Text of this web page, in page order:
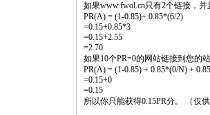
如果www.fwol.cn只有2个链接，
PR(A) = (1-0.85)+ 0.85*(6/2)
=0.15+0.85*3
=0.15+2.55
=2.70
如果10个PR=0的网站链接到您的
PR(A) = (1-0.85) + 0.85*(0/N) +
=0.15+0
=0.15
所以你只能获得0.15PR分。 （仅供